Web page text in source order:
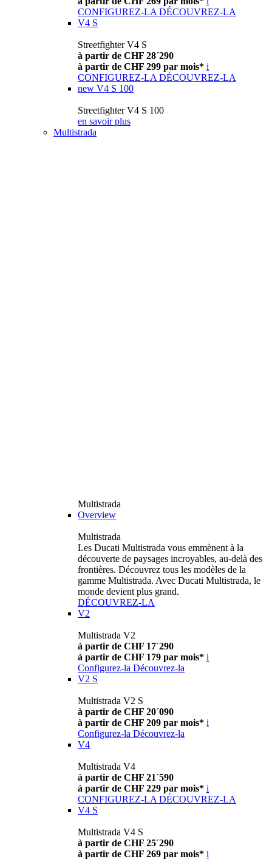
CONFIGUREZ-LA DÉCOUVREZ-LA
V4 S
Streetfighter V4 S
à partir de CHF 28´290
à partir de CHF 299 par mois* i
CONFIGUREZ-LA DÉCOUVREZ-LA
new V4 S 100
Streetfighter V4 S 100
en savoir plus
Multistrada
Multistrada
Overview
Multistrada
Les Ducati Multistrada vous emmènent à la
découverte de paysages incroyables, au-delà des
frontières. Découvrez tous les modèles de la
gamme Multistrada. Avec Ducati Multistrada, le
monde devient plus grand.
DÉCOUVREZ-LA
V2
Multistrada V2
à partir de CHF 17´290
à partir de CHF 179 par mois* i
Configurez-la Découvrez-la
V2 S
Multistrada V2 S
à partir de CHF 20´090
à partir de CHF 209 par mois* i
Configurez-la Découvrez-la
V4
Multistrada V4
à partir de CHF 21´590
à partir de CHF 229 par mois* i
CONFIGUREZ-LA DÉCOUVREZ-LA
V4 S
Multistrada V4 S
à partir de CHF 25´290
à partir de CHF 269 par mois* i